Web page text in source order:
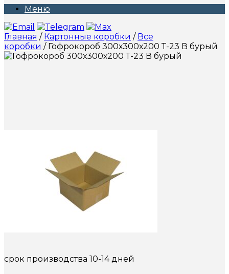
Меню
Главная / Картонные коробки / Все
коробки / Гофрокороб 300х300х200 Т-23 В бурый
срок производства 10-14 дней